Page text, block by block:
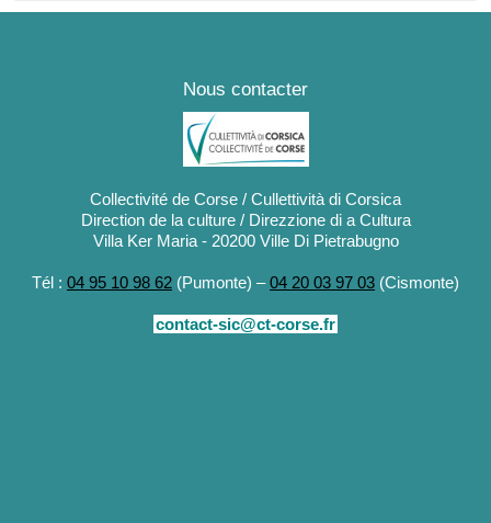
Nous contacter
Collectivité de Corse / Cullettività di Corsica
Direction de la culture / Direzzione di a Cultura
Villa Ker Maria - 20200 Ville Di Pietrabugno
Tél : 04 95 10 98 62 (Pumonte) –04 20 03 97 03 (Cismonte)
contact-sic@ct-corse.fr